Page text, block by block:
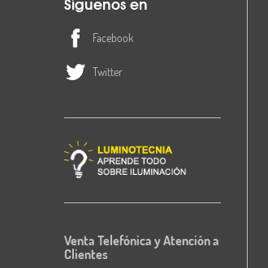
Síguenos en
Facebook
Twitter
Venta Telefónica y Atención a
Clientes